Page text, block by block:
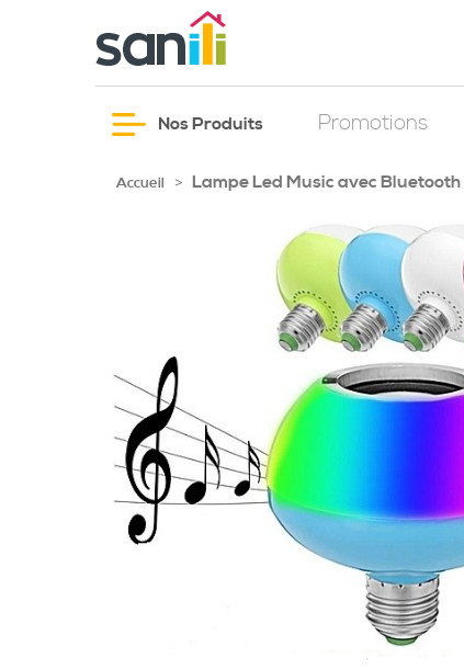
Nos Produits Promotions
Accueil > Lampe Led Music avec Bluetooth